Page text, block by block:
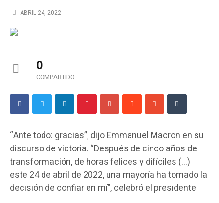
ABRIL 24, 2022
0
COMPARTIDO
“Ante todo: gracias”, dijo Emmanuel Macron en su
discurso de victoria. “Después de cinco años de
transformación, de horas felices y difíciles (…)
este 24 de abril de 2022, una mayoría ha tomado la
decisión de confiar en mí”, celebró el presidente.